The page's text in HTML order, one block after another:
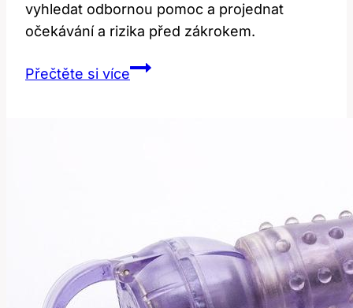
vyhledat odbornou pomoc a projednat
očekávání a rizika před zákrokem.
Přečtěte si víceZkušenosti